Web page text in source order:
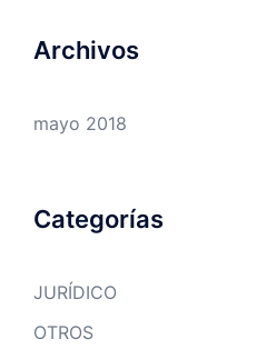
Archivos
mayo 2018
Categorías
JURÍDICO
OTROS